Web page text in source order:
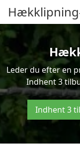
Leder du efter en
Indhent 3
Indhent 3